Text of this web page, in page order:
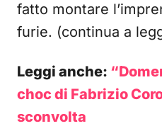
fatto montare
furie. (continua a
Leggi anche:
choc di Fabrizio
sconvolta